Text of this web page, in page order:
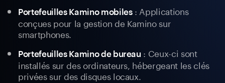
Portefeuilles Kamino mobiles: Applications
conçues pour la gestion de Kamino sur
smartphones.
Portefeuilles Kamino de bureau : Ceux-ci sont
installés sur des ordinateurs, hébergeant les clés
privées sur des disques locaux.